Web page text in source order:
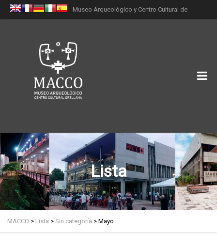
Museo Arqueológico y Centro Cultural de
Lista
MACCO > Lista > Sin categoría > Mayo